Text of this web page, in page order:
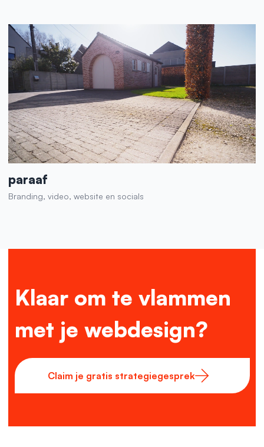
paraaf
Branding, video, website en socials
Klaar om te vlammen
met je webdesign?
Claim je gratis strategiegesprek